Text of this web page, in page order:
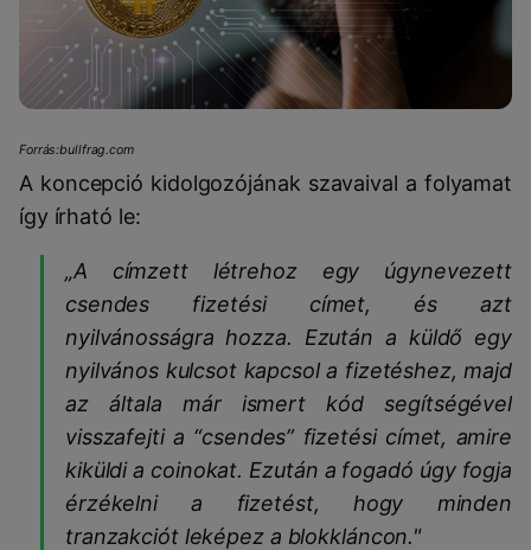
Forrás:bullfrag.com
A koncepció kidolgozójának szavaival a folyamat
így írható le:
„A címzett létrehoz egy úgynevezett
csendes fizetési címet, és azt
nyilvánosságra hozza. Ezután a küldő egy
nyilvános kulcsot kapcsol a fizetéshez, majd
az általa már ismert kód segítségével
visszafejti a “csendes” fizetési címet, amire
kiküldi a coinokat. Ezután a fogadó úgy fogja
érzékelni a fizetést, hogy minden
tranzakciót leképez a blokkláncon."